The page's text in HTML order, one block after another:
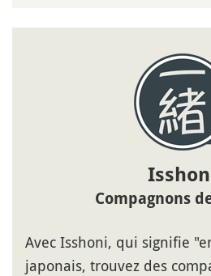
Compagnons
Avec Isshoni, qui signifie
japonais, trouvez des